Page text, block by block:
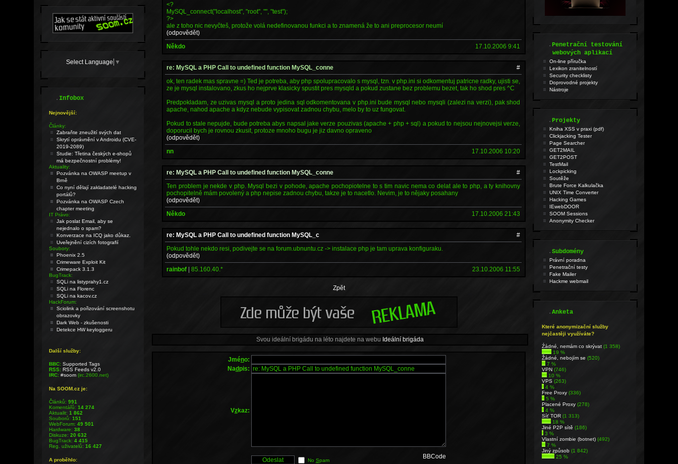
<?
MySQL_connect("localhost", "root", "", "test");
?>
ale z toho nic nevyčteš, protože volá nedefinovanou funkci a to znamená že to ani preprocesor neumí
(odpovědět)
Někdo
17.10.2006 9:41
re: MySQL a PHP Call to undefined function MySQL_conne
#
ok, ten radek mas spravne =) Ted je potreba, aby php spolupracovalo s mysql, tzn. v php.ini si odkomentuj patricne radky, ujisti se,
ze je mysql instalovano, zkus ho nejprve klasicky spustit pres mysqld a pokud zustane bez problemu bezet, tak ho shod pres ^C
Predpokladam, ze uzivas mysql a proto jedina sql odkomentovana v php.ini bude mysql nebo mysqli (zalezi na verzi), pak shod
apache, nahod apache a kdyz nebude vypisovat zadnou chybu, melo by to uz fungovat.
Pokud to stale nepujde, bude potreba abys napsal jake verze pouzivas (apache + php + sql) a pokud to nejsou nejnovejsi verze,
doporucil bych je rovnou zkusit, protoze mnoho bugu je jiz davno opraveno
(odpovědět)
nn
17.10.2006 10:20
re: MySQL a PHP Call to undefined function MySQL_conne
#
Ten problem je nekde v php. Mysql bezi v pohode, apache pochopiotelne to s tim navic nema co delat ale to php, a ty knihovny
pochopitelně mám povolený a php nepise zadnou chybu, takze je to nacetlo. Nevim, je to nějaky posahany
(odpovědět)
Někdo
17.10.2006 21:43
re: MySQL a PHP Call to undefined function MySQL_c
#
Pokud tohle nekdo resi, podivejte se na forum.ubnuntu.cz -> instalace php je tam uprava konfiguraku.
(odpovědět)
rainbof |85.160.40.* 23.10.2006 11:55
Zpět
Svou ideální brigádu na léto najdete na webu Ideální brigáda
Jméno:
Nadpis:
Vzkaz:
No Spam
BBCode
Select Language ▼
.Infobox
Nejnovější:
Články:
Zabraňte zneužití svých dat
Skrytí oprávnění v Androidu (CVE-
2019-2089)
Studie: Třetina českých e-shopů
má bezpečnostní problémy!
Aktuality:
Pozvánka na OWASP meetup v
Brně
Co nyní dělají zakladatelé hacking
portálů?
Pozvánka na OWASP Czech
chapter meeting
IT Právo:
Jak poslat Email, aby se
nejednalo o spam?
Konverzace na ICQ jako důkaz.
Uveřejnění cizích fotografií
Soubory:
Phoenix 2.5
Crimeware Exploit Kit
Crimepack 3.1.3
BugTrack:
SQLi na listyprahy1.cz
SQLi na Florenc
SQLi na kacov.cz
HackForum:
Sciolink a pořizování screenshotu
obrazovky
Dark Web - zkušenosti
Detekce HW keyloggeru
Další služby:
BBC: Supported Tags
RSS: RSS Feeds v2.0
IRC: #soom(irc.2600.net)
Na SOOM.cz je:
Článků:991
Komentářů:14 274
Aktualit:1 862
Souborů:151
WebForum:49 501
Hardware:38
Diskuze:20 632
BugTrack:4 415
Reg. uživatelů:16 427
A proběhlo:
.Penetrační testování
webových aplikací
On-line příručka
Lexikon zranitelností
Security checklisty
Doprovodné projekty
Nástroje
.Projekty
Kniha XSS v praxi (pdf)
Clickjacking Tester
Page Searcher
GET2MAIL
GET2POST
TestMail
Lockpicking
Soutěže
Brute Force Kalkulačka
UNIX Time Converter
Hacking Games
IEwebDOOR
SOOM Sessions
Anonymity Checker
.Subdomény
Právní poradna
Penetrační testy
Fake Mailer
Hackme webmail
.Anketa
Které anonymizační služby
nejčastěji využíváte?
Źádné, nemám co skrývat(1 358)
19 %
Žádné, nebojím se(520)
7 %
VPN(746)
10 %
VPS(263)
4 %
Free Proxy(336)
5 %
Placené Proxy(278)
4 %
Síť TOR(1 313)
18 %
Jiné P2P sítě(186)
3 %
Vlastní zombie (botnet)(492)
7 %
Jiný způsob(1 842)
25 %